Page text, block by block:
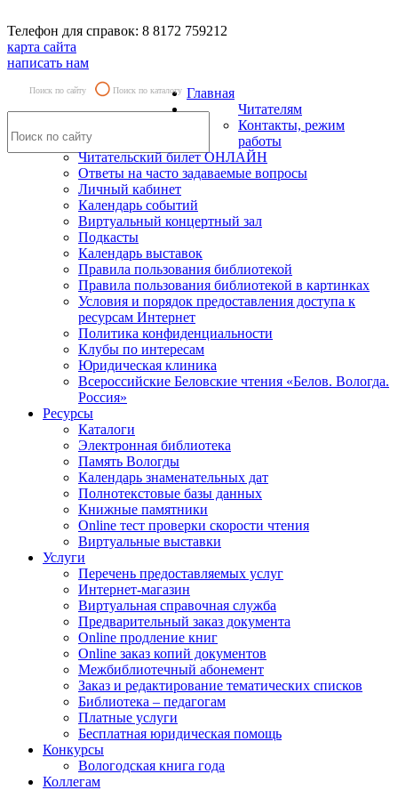
Телефон для справок: 8 8172 759212
карта сайта
написать нам
Поиск по сайту Поиск по каталогу Главная
Читателям
Контакты, режим
работы
Читательский билет ОНЛАЙН
Ответы на часто задаваемые вопросы
Личный кабинет
Календарь событий
Виртуальный концертный зал
Подкасты
Календарь выставок
Правила пользования библиотекой
Правила пользования библиотекой в картинках
Условия и порядок предоставления доступа к
ресурсам Интернет
Политика конфиденциальности
Клубы по интересам
Юридическая клиника
Всероссийские Беловские чтения «Белов. Вологда.
Россия»
Ресурсы
Каталоги
Электронная библиотека
Память Вологды
Календарь знаменательных дат
Полнотекстовые базы данных
Книжные памятники
Online тест проверки скорости чтения
Виртуальные выставки
Услуги
Перечень предоставляемых услуг
Интернет-магазин
Виртуальная справочная служба
Предварительный заказ документа
Online продление книг
Online заказ копий документов
Межбиблиотечный абонемент
Заказ и редактирование тематических списков
Библиотека – педагогам
Платные услуги
Бесплатная юридическая помощь
Конкурсы
Вологодская книга года
Коллегам